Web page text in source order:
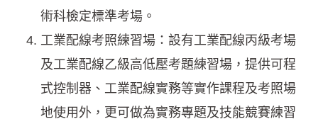
術科檢定標準考場。
工業配線考照練習場：設有工業配線丙級考場
及工業配線乙級高低壓考題練習場，提供可程
式控制器、工業配線實務等實作課程及考照場
地使用外，更可做為實務專題及技能競賽練習